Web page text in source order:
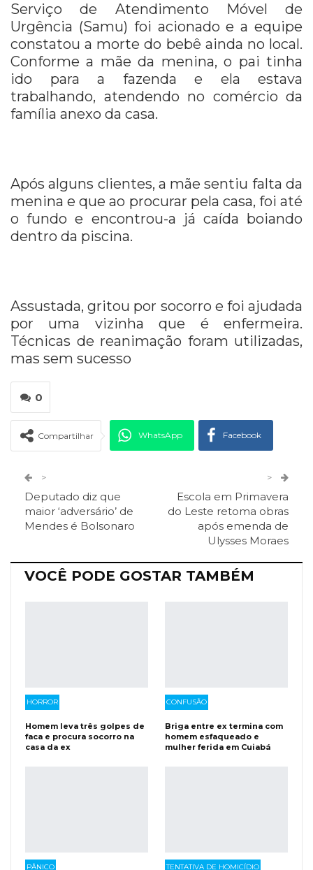
Serviço de Atendimento Móvel de
Urgência (Samu) foi acionado e a equipe
constatou a morte do bebê ainda no local.
Conforme a mãe da menina, o pai tinha
ido para a fazenda e ela estava
trabalhando, atendendo no comércio da
família anexo da casa.
Após alguns clientes, a mãe sentiu falta da
menina e que ao procurar pela casa, foi até
o fundo e encontrou-a já caída boiando
dentro da piscina.
Assustada, gritou por socorro e foi ajudada
por uma vizinha que é enfermeira.
Técnicas de reanimação foram utilizadas,
mas sem sucesso
0
Compartilhar WhatsApp Facebook
ReddIt Pinterest
O email
>
Deputado diz que
maior ‘adversário’ de
Mendes é Bolsonaro
>
Escola em Primavera
do Leste retoma obras
após emenda de
Ulysses Moraes
VOCÊ PODE GOSTAR TAMBÉM
HORROR
Homem leva três golpes de
faca e procura socorro na
casa da ex
CONFUSÃO
Briga entre ex termina com
homem esfaqueado e
mulher ferida em Cuiabá
PÂNICO TENTATIVA DE HOMICÍDIO